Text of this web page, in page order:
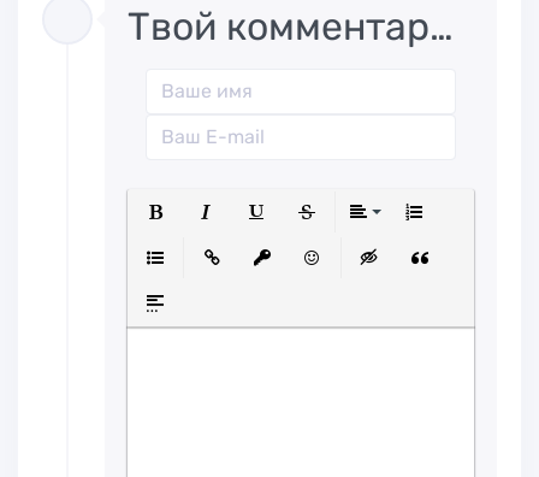
Твой комментарий..
Вставка спойлера